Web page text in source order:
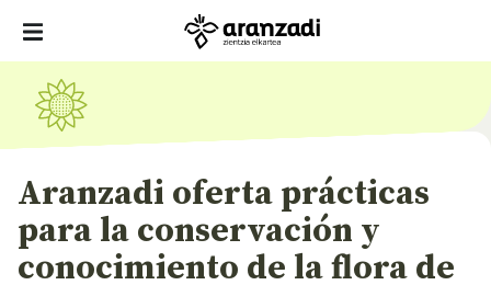
Aranzadi oferta prácticas
para la conservación y
conocimiento de la flora de